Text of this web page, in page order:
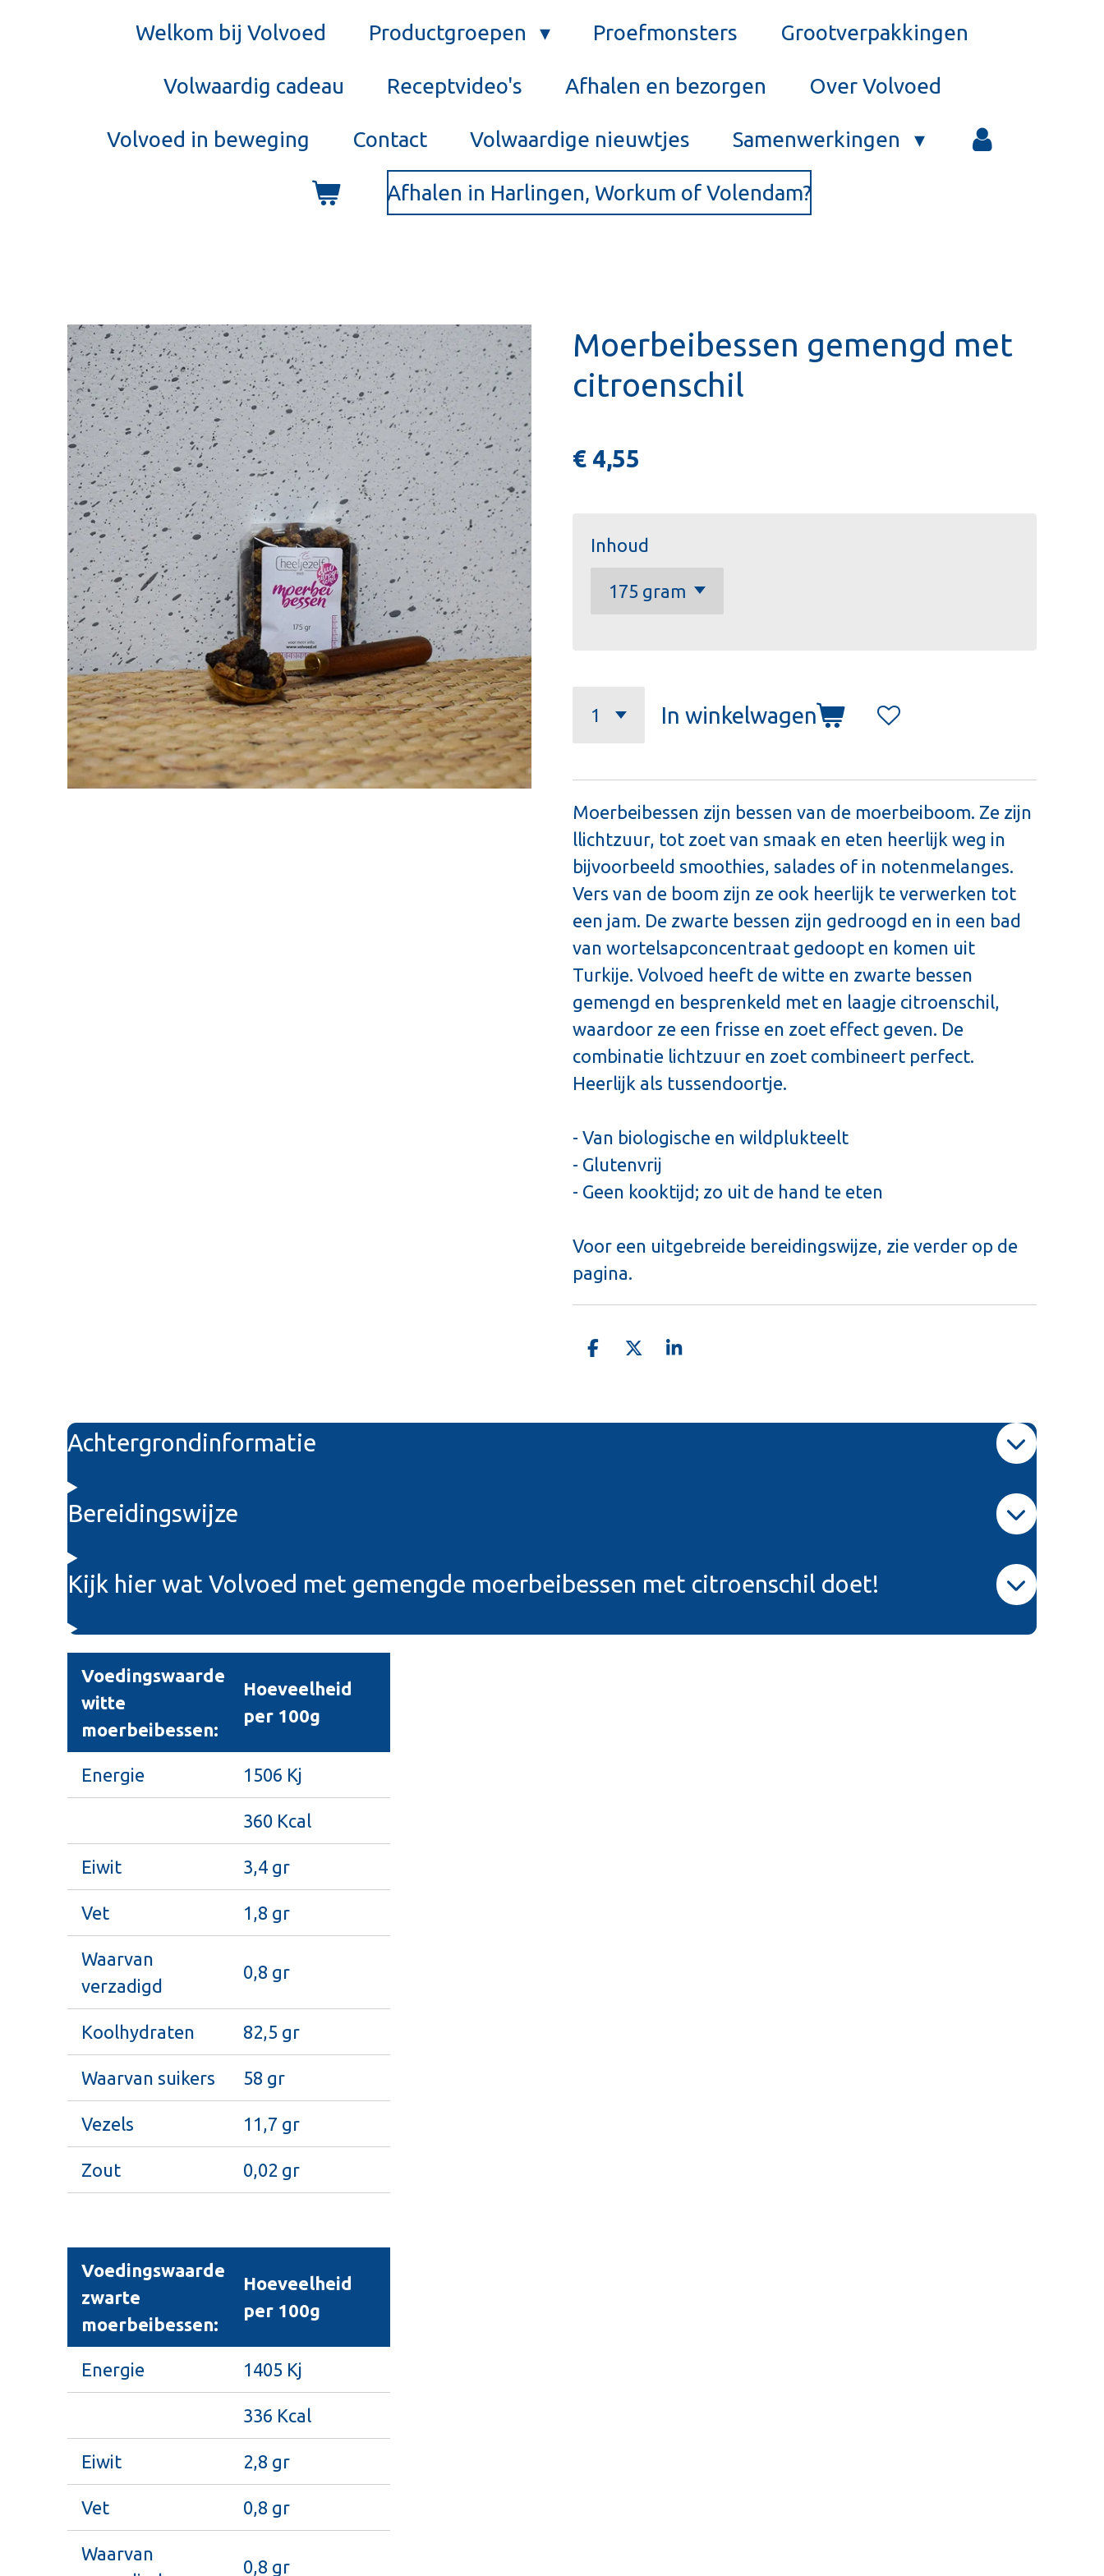
Welkom bij Volvoed Productgroepen Proefmonsters Grootverpakkingen
Volwaardig cadeau Receptvideo's Afhalen en bezorgen Over Volvoed
Volvoed in beweging Contact Volwaardige nieuwtjes Samenwerkingen
Afhalen in Harlingen, Workum of Volendam?
Moerbeibessen gemengd met
citroenschil
€ 4,55
Inhoud
In winkelwagen
Moerbeibessen zijn bessen van de moerbeiboom. Ze zijn
llichtzuur, tot zoet van smaak en eten heerlijk weg in
bijvoorbeeld smoothies, salades of in notenmelanges.
Vers van de boom zijn ze ook heerlijk te verwerken tot
een jam. De zwarte bessen zijn gedroogd en in een bad
van wortelsapconcentraat gedoopt en komen uit
Turkije. Volvoed heeft de witte en zwarte bessen
gemengd en besprenkeld met en laagje citroenschil,
waardoor ze een frisse en zoet effect geven. De
combinatie lichtzuur en zoet combineert perfect.
Heerlijk als tussendoortje.
- Van biologische en wildplukteelt
- Glutenvrij
- Geen kooktijd; zo uit de hand te eten
Voor een uitgebreide bereidingswijze, zie verder op de
pagina.
D
D
S
Achtergrondinformatie
Bereidingswijze
Kijk hier wat Volvoed met gemengde moerbeibessen met citroenschil doet!
Voedingswaarde
witte
moerbeibessen:
Hoeveelheid
per 100g
Energie 1506 Kj
360 Kcal
Eiwit 3,4 gr
Vet 1,8 gr
Waarvan
verzadigd
0,8 gr
Koolhydraten 82,5 gr
Waarvan suikers 58 gr
Vezels 11,7 gr
Zout 0,02 gr
Voedingswaarde
zwarte
moerbeibessen:
Hoeveelheid
per 100g
Energie 1405 Kj
336 Kcal
Eiwit 2,8 gr
Vet 0,8 gr
Waarvan
0,8 gr